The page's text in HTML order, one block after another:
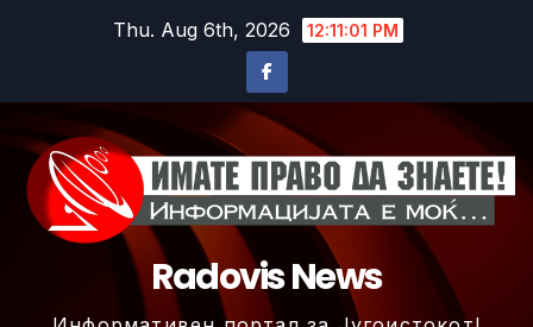
Thu. Aug 6th, 2026 12:11:04 PM
Radovis News